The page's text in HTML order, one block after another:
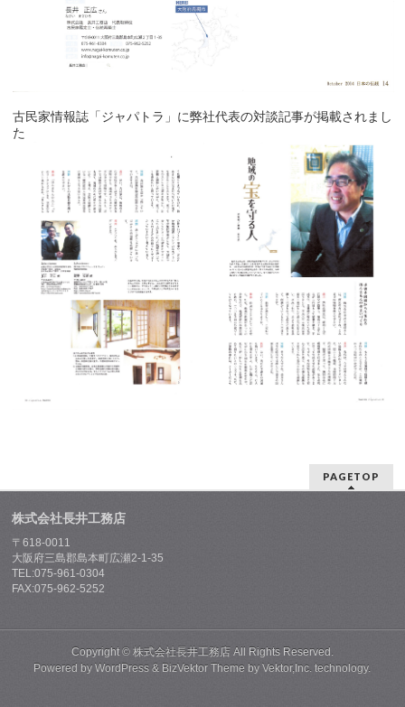
古民家情報誌「ジャパトラ」に弊社代表の対談記事が掲載されまし
た
PAGETOP
株式会社長井工務店
〒618-0011
大阪府三島郡島本町広瀬2-1-35
TEL:075-961-0304
FAX:075-962-5252
Copyright © 株式会社長井工務店All Rights Reserved.
Powered byWordPress & BizVektor Theme byVektor,Inc. technology.